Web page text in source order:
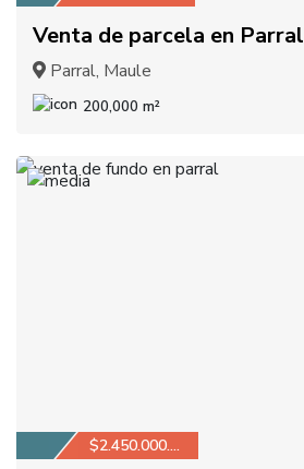
Venta de parcela en Parral
Parral, Maule
200,000 m²
1
$2.450.000.000